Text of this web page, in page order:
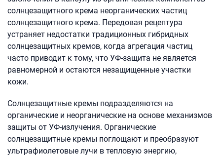
солнцезащитного крема неорганических частиц
солнцезащитного крема. Передовая рецептура
устраняет недостатки традиционных гибридных
солнцезащитных кремов, когда агрегация частиц
часто приводит к тому, что УФ-защита не является
равномерной и остаются незащищенные участки
кожи.
Солнцезащитные кремы подразделяются на
органические и неорганические на основе механизмов
защиты от УФ-излучения. Органические
солнцезащитные кремы поглощают и преобразуют
ультрафиолетовые лучи в тепловую энергию,